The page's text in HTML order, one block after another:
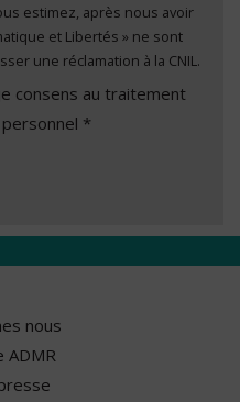
estimez, après nous avoir
et Libertés » ne sont
une réclamation à la CNIL.
consens au traitement
*
nous
ADMR